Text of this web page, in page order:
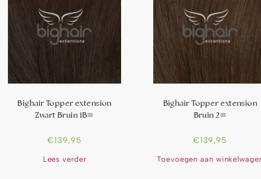
Bighair Topper extension
Zwart Bruin 1B#
€139,95
Lees verder
Bighair Topper extension
Bruin 2#
€139,95
Toevoegen aan